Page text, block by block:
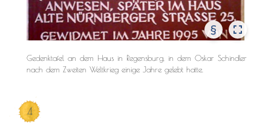
§
Gedenktafel an dem Haus in Regensburg, in dem Oskar Schindler
nach dem Zweiten Weltkrieg einige Jahre gelebt hatte.
4